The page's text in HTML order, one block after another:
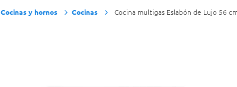
Cocinas y hornos Cocinas Cocina multigas Eslabón de Lujo 56